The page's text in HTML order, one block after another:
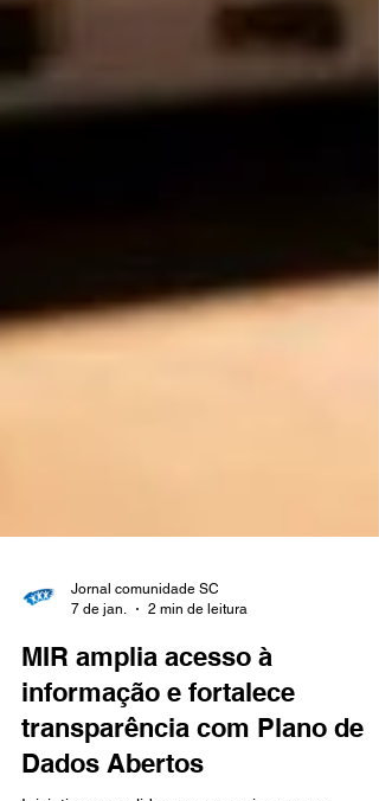
Jornal comunidade SC
7 de jan.
2 min de leitura
MIR amplia acesso à